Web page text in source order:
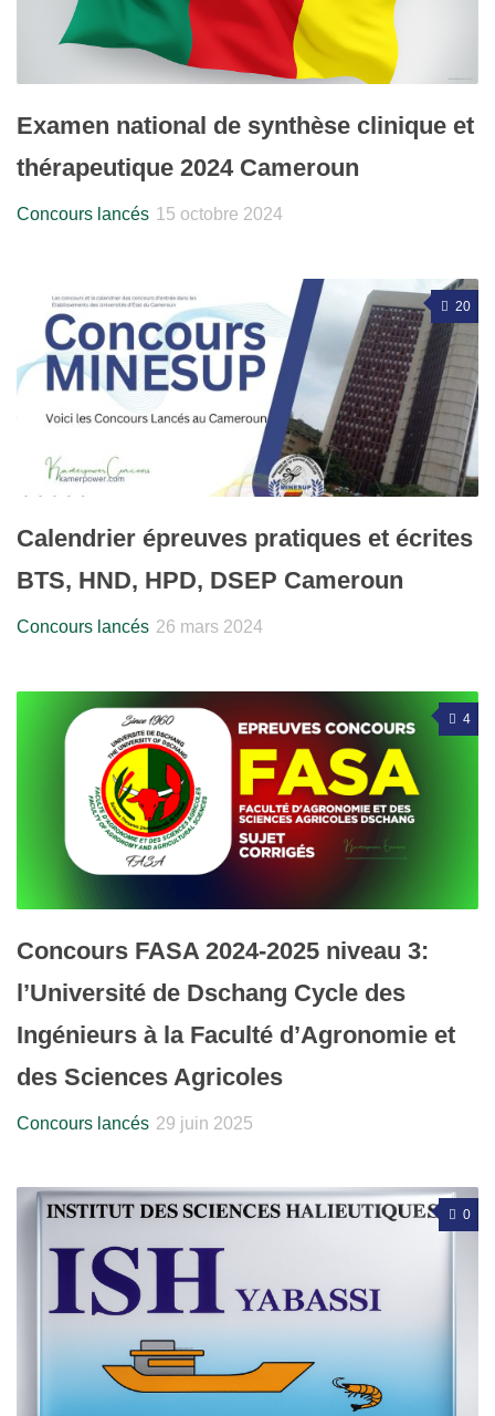
Examen national de synthèse clinique et
thérapeutique 2024 Cameroun
Concours lancés 15 octobre 2024
20
Calendrier épreuves pratiques et écrites
BTS, HND, HPD, DSEP Cameroun
Concours lancés 26 mars 2024
4
Concours FASA 2024-2025 niveau 3:
l’Université de Dschang Cycle des
Ingénieurs à la Faculté d’Agronomie et
des Sciences Agricoles
Concours lancés 29 juin 2025
0